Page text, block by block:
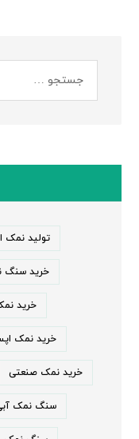
تولید نمک
خرید سنگ
خرید
خرید نمک
خرید نمک صنعتی
سنگ نمک